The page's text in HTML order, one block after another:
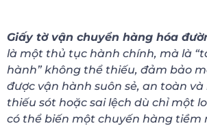
Giấy tờ vận chuyển hàng hóa
là một thủ tục hành chính, mà là
hành” không thể thiếu, đảm bảo
được vận hành suôn sẻ, an toàn và
thiếu sót hoặc sai lệch dù chỉ một
có thể biến một chuyến hàng tiềm